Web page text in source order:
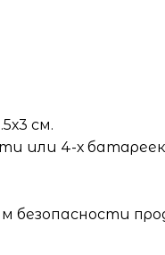
см.
или 4-х
безопасности